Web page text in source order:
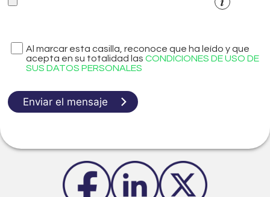
Al marcar esta casilla, reconoce que ha leído y que
acepta en su totalidad lasCONDICIONES DE USO DE
SUS DATOS PERSONALES
Enviar el mensaje